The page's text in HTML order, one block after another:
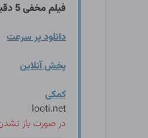
فیلم مخفی 5 دقیقه ای از لباس عوض کردن خواهر های خودش همراه با چهره
دانلود پر سرعت
پخش آنلاین
کمکی
looti.net
در صورت باز